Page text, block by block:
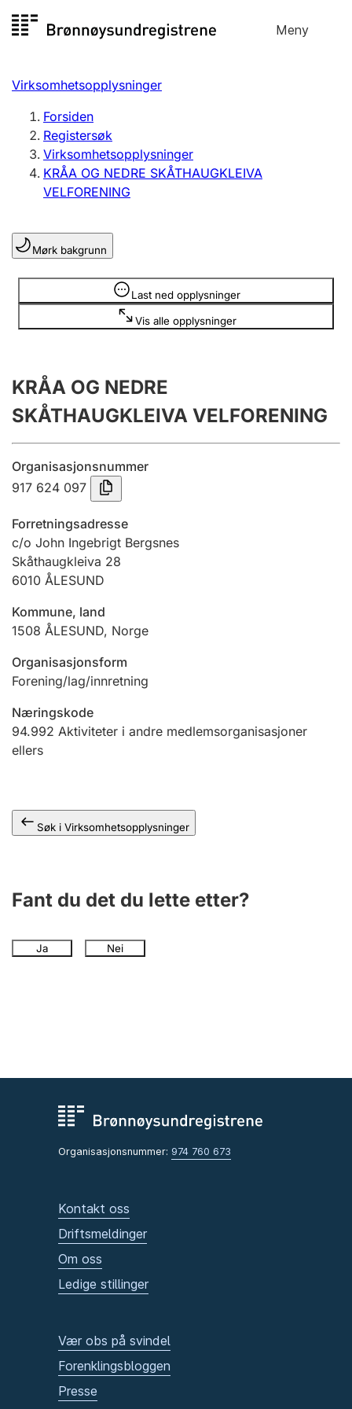
til
Meny
Registersøk
Aksjeselskap
Enkeltpersonforetak
Registrere, endre, slette
Lag og forening
Registrere, endre, slette
Flere organisasjonsformer
Årsregnskap
Innsending og forsinkelsesgebyr
Tinglysing
Jeger
Betaling og jegeravgiftskort
Offentlig sektor
Andre tema
Virksomhetsopplysninger
Forsiden
Registersøk
Virksomhetsopplysninger
KRÅA OG NEDRE SKÅTHAUGKLEIVA
VELFORENING
Mørk bakgrunn
Last ned opplysninger
Vis alle opplysninger
Opplysninger er skjult
KRÅA OG NEDRE
SKÅTHAUGKLEIVA VELFORENING
Organisasjonsnummer
917 624 097
Forretningsadresse
c/o John Ingebrigt Bergsnes
Skåthaugkleiva 28
6010 ÅLESUND
Kommune, land
1508 ÅLESUND, Norge
Organisasjonsform
Forening/lag/innretning
Næringskode
94.992 Aktiviteter i andre medlemsorganisasjoner
ellers
Søk i Virksomhetsopplysninger
Fant du det du lette etter?
Ja Nei
Organisasjonsnummer: 974 760 673
Kontakt oss
Driftsmeldinger
Om oss
Ledige stillinger
Vær obs på svindel
Forenklingsbloggen
Presse